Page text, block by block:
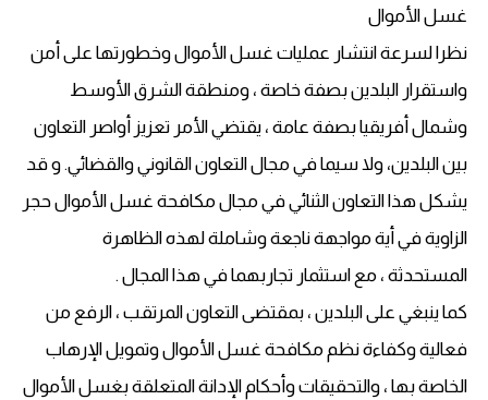
غسل الأموال
نظرا لسرعة انتشار عمليات غسل الأموال وخطورتها على أمن
واستقرار البلدين بصفة خاصة ، ومنطقة الشرق الأوسط
وشمال أفريقيا بصفة عامة ، يقتضي الأمر تعزيز أواصر التعاون
بين البلدين، ولا سيما في مجال التعاون القانوني والقضائي. و قد
يشكل هذا التعاون الثنائي في مجال مكافحة غسل الأموال حجر
الزاوية في أية مواجهة ناجعة وشاملة لهذه الظاهرة
المستحدثة ، مع استثمار تجاربهما في هذا المجال .
كما ينبغي على البلدين ، بمقتضى التعاون المرتقب ، الرفع من
فعالية وكفاءة نظم مكافحة غسل الأموال وتمويل الإرهاب
الخاصة بها ، والتحقيقات وأحكام الإدانة المتعلقة بغسل الأموال